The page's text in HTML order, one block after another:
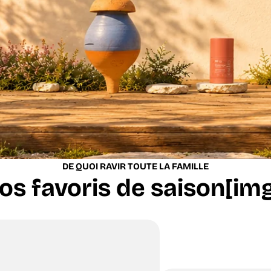
DE QUOI RAVIR TOUTE LA FAMILLE
favoris de